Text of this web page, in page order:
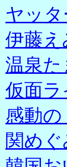
ヤッ
伊藤え
温泉
仮面ラ
感動の
関めぐ